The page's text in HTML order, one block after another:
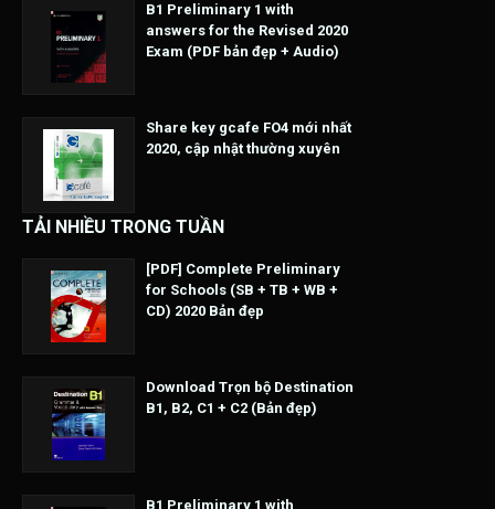
B1 Preliminary 1 with
answers for the Revised 2020
Exam (PDF bản đẹp + Audio)
Share key gcafe FO4 mới nhất
2020, cập nhật thường xuyên
TẢI NHIỀU TRONG TUẦN
[PDF] Complete Preliminary
for Schools (SB + TB + WB +
CD) 2020 Bản đẹp
Download Trọn bộ Destination
B1, B2, C1 + C2 (Bản đẹp)
B1 Preliminary 1 with